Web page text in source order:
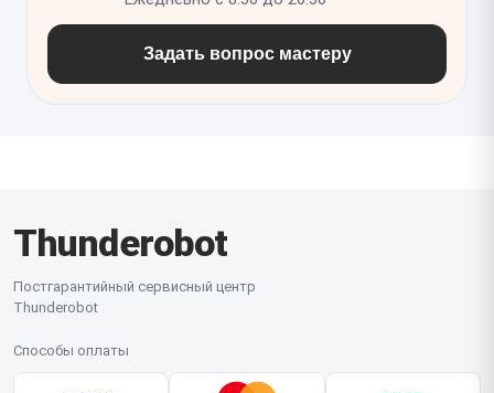
Задать вопрос мастеру
Thunderobot
Постгарантийный сервисный центр
Thunderobot
Способы оплаты